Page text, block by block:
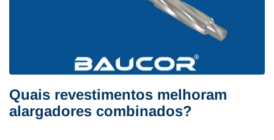
Quais revestimentos melhoram
alargadores combinados?